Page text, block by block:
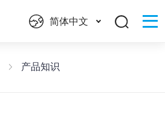
简体中文
产品知识